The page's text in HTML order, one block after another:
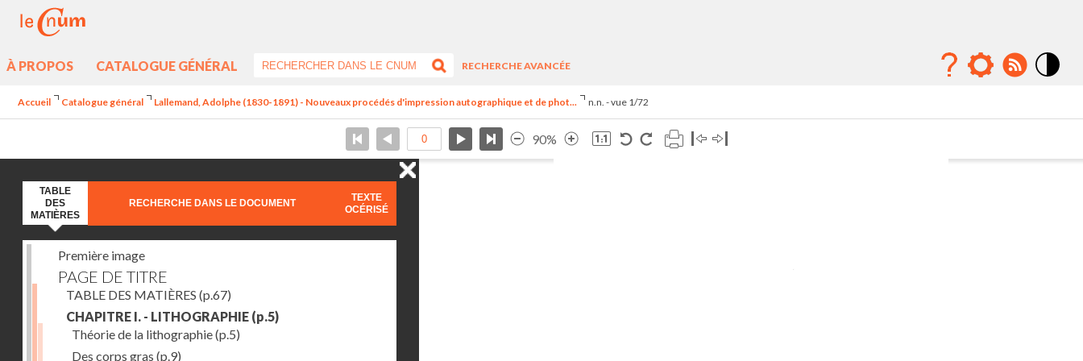
À PROPOS CATALOGUE GÉNÉRAL
RECHERCHE AVANCÉE
Accueil Catalogue général Lallemand, Adolphe (1830-1891) - Nouveaux procédés d'impression autographique et de phot... n.n. - vue 1/72
90%
TABLE
DES
MATIÈRES
RECHERCHE DANS LE DOCUMENT
TEXTE
OCÉRISÉ
Première image
PAGE DE TITRE
TABLE DES MATIÈRES (p.67)
CHAPITRE I. - LITHOGRAPHIE (p.5)
Théorie de la lithographie(p.5)
Des corps gras (p.9)